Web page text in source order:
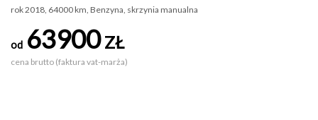
rok 2018, 64000 km, Benzyna, skrzynia manualna
od 63900ZŁ
cena brutto (faktura vat-marża)